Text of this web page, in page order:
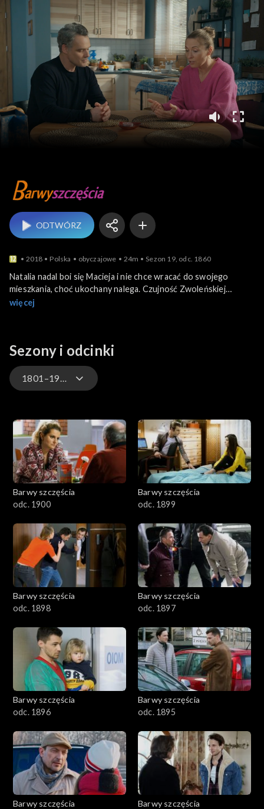
Barwy szczęścia
ODTWÓRZ
2018 Polska obyczajowe 24m Sezon 19, odc. 1860
Natalia nadal boi się Macieja i nie chce wracać do swojego
mieszkania, choć ukochany nalega. Czujność Zwoleńskiej
zostaje uśpiona, kiedy Łukasz przekazuje jej zdobyte o
więcej
Sezony i odcinki
1801–1900
3201-3300
3101-3200
3001-3100
2901-3000
2801–2900
2701–2800
2501–2600
2401–2500
2301–2400
2201–2300
2101–2200
2001–2100
Barwy szczęścia
odc. 1900
Barwy szczęścia
odc. 1899
Barwy szczęścia
odc. 1898
Barwy szczęścia
odc. 1897
Barwy szczęścia
odc. 1896
Barwy szczęścia
odc. 1895
Barwy szczęścia
Barwy szczęścia